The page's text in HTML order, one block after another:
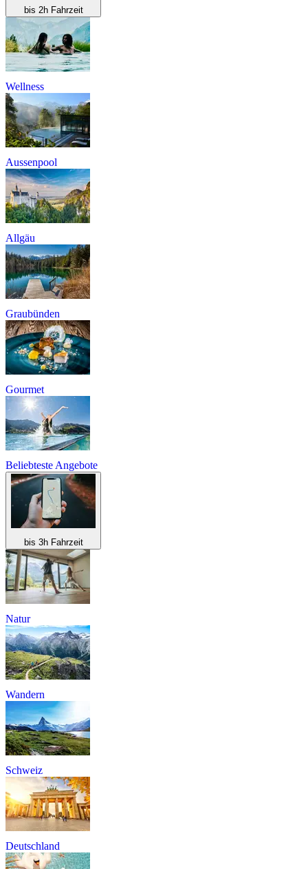
bis 2h Fahrzeit
Wellness
Aussenpool
Allgäu
Graubünden
Gourmet
Beliebteste Angebote
bis 3h Fahrzeit
Natur
Wandern
Schweiz
Deutschland